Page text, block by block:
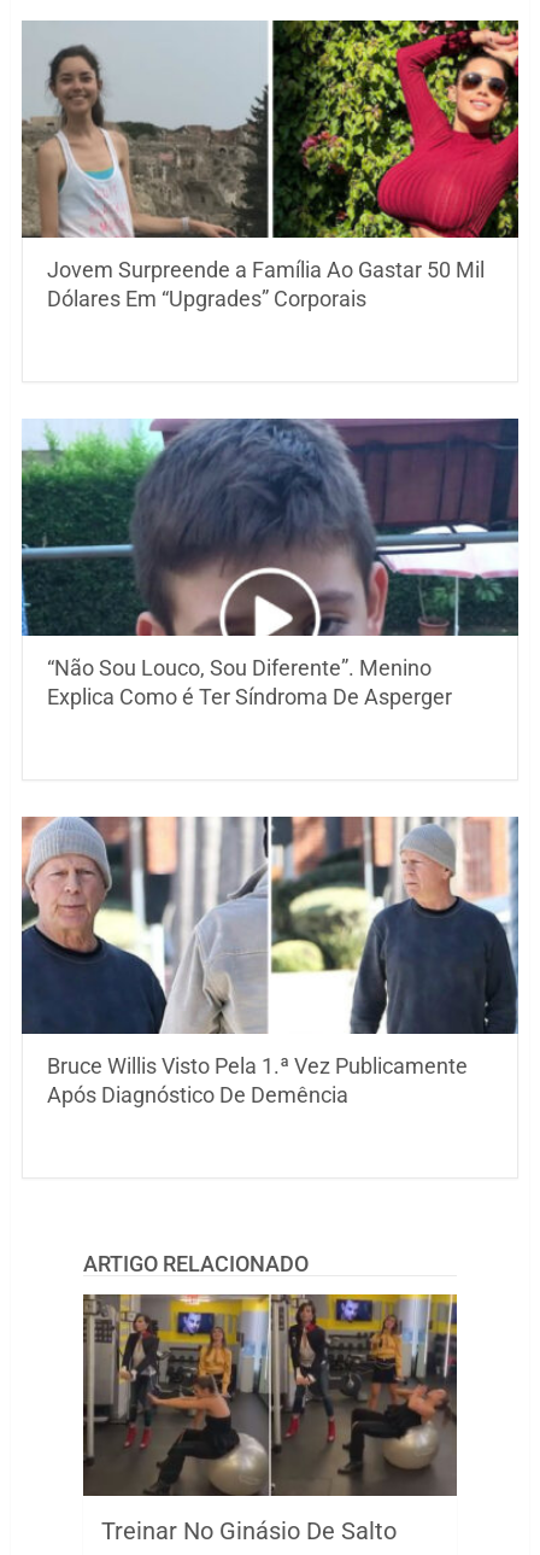
Jovem Surpreende a Família Ao Gastar 50 Mil
Dólares Em “Upgrades” Corporais
“Não Sou Louco, Sou Diferente”. Menino
Explica Como é Ter Síndroma De Asperger
Bruce Willis Visto Pela 1.ª Vez Publicamente
Após Diagnóstico De Demência
ARTIGO RELACIONADO
Treinar No Ginásio De Salto